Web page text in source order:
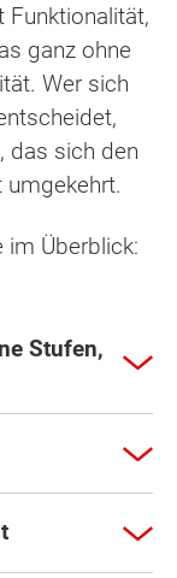
Funktionalität,
ganz ohne
Wer sich
das sich den
im Überblick:
Stufen,